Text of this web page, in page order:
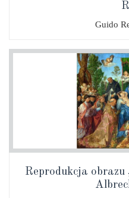
Guido
Reprodukcja obrazu